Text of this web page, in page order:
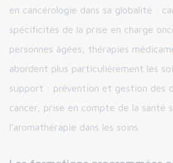
en cancérologie dans sa globalité :
spécificités de la prise en charge
personnes âgées, thérapies
abordent plus particulièrement les
support : prévention et gestion des
cancer, prise en compte de la santé
l’aromathérapie dans les soins.